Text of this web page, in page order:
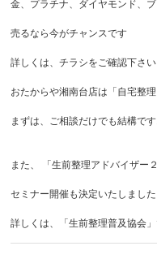
金、プラチナ、ダイヤモンド、
売るなら今がチャンスです
詳しくは、チラシをご確認下さい
おたからや湘南台店は「自宅整
まずは、ご相談だけでも結構で
また、 「生前整理アドバイザー
セミナー開催も決定いたしました
詳しくは、「生前整理普及協会」